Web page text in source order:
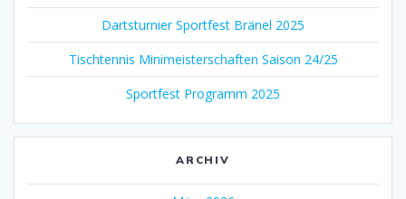
Dartsturnier Sportfest Bränel 2025
Tischtennis Minimeisterschaften Saison 24/25
Sportfest Programm 2025
ARCHIV